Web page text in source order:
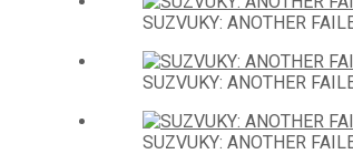
SUZVUKY: ANOTHER
SUZVUKY: ANOTHER
SUZVUKY: ANOTHER